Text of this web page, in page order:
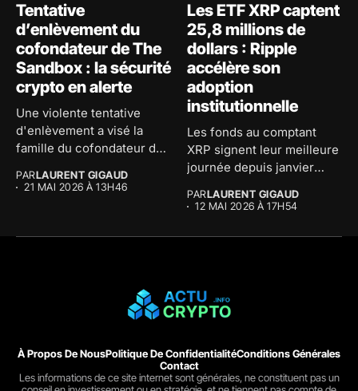
Tentative
d’enlèvement du
cofondateur de The
Sandbox : la sécurité
crypto en alerte
Une violente tentative
d'enlèvement a visé la
famille du cofondateur de
PARLAURENT GIGAUD
21 MAI 2026 À 13H46
Les ETF XRP captent
25,8 millions de
dollars : Ripple
accélère son
adoption
institutionnelle
Les fonds au comptant
XRP signent leur meilleure
journée depuis janvier
PARLAURENT GIGAUD
12 MAI 2026 À 17H54
À Propos De NousPolitique De ConfidentialitéConditions Générales
Contact
Les informations de ce site internet sont générales, ne constituent pas un